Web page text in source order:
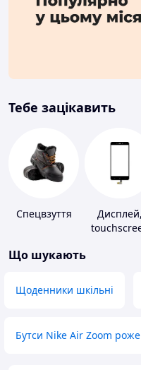
Тебе зацікавить
Спецвзуття
Дисплей,
Що шукають
Щоденники шкільні
Бутси Nike Air Zoom